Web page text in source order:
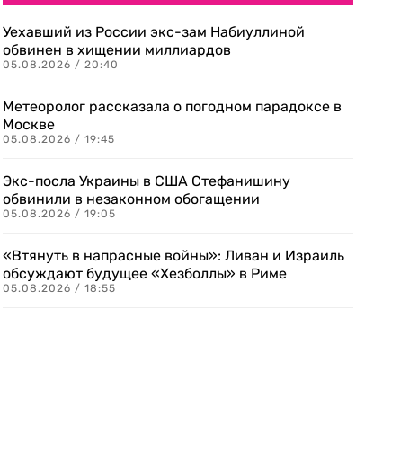
Уехавший из России экс-зам Набиуллиной
обвинен в хищении миллиардов
05.08.2026 / 20:40
Метеоролог рассказала о погодном парадоксе в
Москве
05.08.2026 / 19:45
Экс-посла Украины в США Стефанишину
обвинили в незаконном обогащении
05.08.2026 / 19:05
«Втянуть в напрасные войны»: Ливан и Израиль
обсуждают будущее «Хезболлы» в Риме
05.08.2026 / 18:55